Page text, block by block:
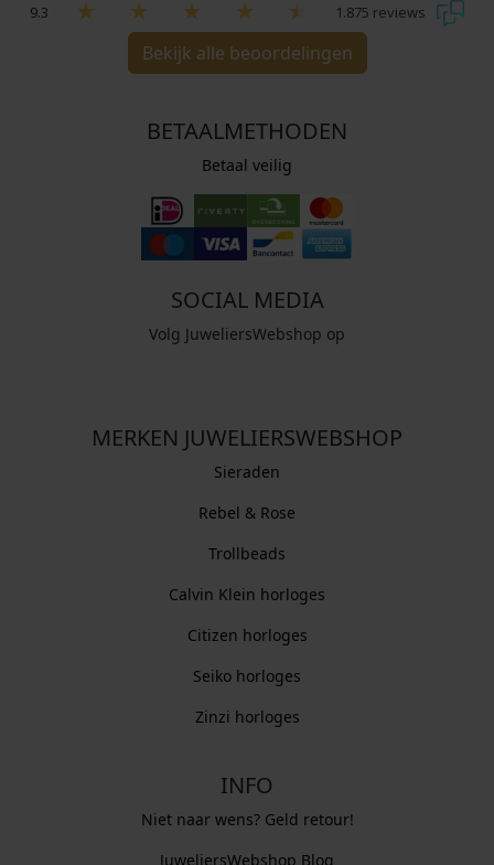
9.3 1.875 reviews
Bekijk alle beoordelingen
BETAALMETHODEN
Betaal veilig
SOCIAL MEDIA
Volg JuweliersWebshop op
MERKEN JUWELIERSWEBSHOP
Sieraden
Rebel & Rose
Trollbeads
Calvin Klein horloges
Citizen horloges
Seiko horloges
Zinzi horloges
INFO
Niet naar wens? Geld retour!
JuweliersWebshop Blog